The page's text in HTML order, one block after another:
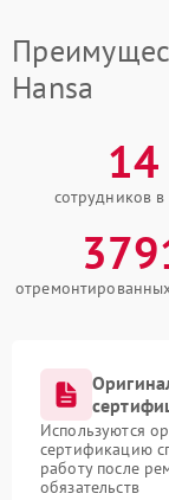
Hansa
14
сотрудников в
Используются
сертификацию
работу после
обязательств